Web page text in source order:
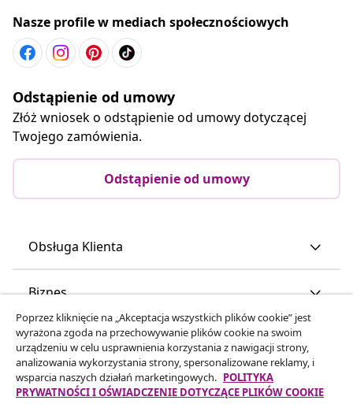
Nasze profile w mediach społecznościowych
Odstąpienie od umowy
Złóż wniosek o odstąpienie od umowy dotyczącej
Twojego zamówienia.
Odstąpienie od umowy
Obsługa Klienta
Biznes
vidaXL
Odkryj więcej
Poprzez kliknięcie na „Akceptacja wszystkich plików cookie” jest
wyrażona zgoda na przechowywanie plików cookie na swoim
urządzeniu w celu usprawnienia korzystania z nawigacji strony,
analizowania wykorzystania strony, spersonalizowane reklamy, i
wsparcia naszych działań marketingowych. POLITYKA
PRYWATNOŚCI I OŚWIADCZENIE DOTYCZĄCE PLIKÓW COOKIE